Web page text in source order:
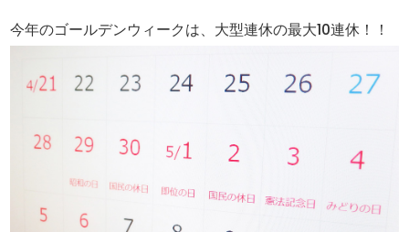
今年のゴールデンウィークは、大型連休の最大10連休！！